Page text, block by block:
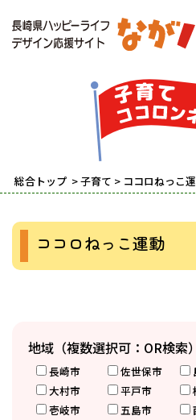
総合トップ >子育て > ココロねっこ
ココロねっこ運動
地域（複数選択可：OR検索）
長崎市 佐世保市
大村市
平戸市
壱岐市
五島市